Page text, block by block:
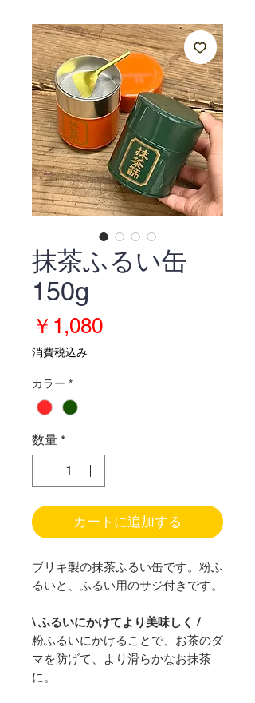
抹茶ふるい缶
150g
￥1,080価
消費税込み
カラー *
数量 *
カートに追加する
ブリキ製の抹茶ふるい缶です。粉ふ
るいと、ふるい用のサジ付きです。
\ ふるいにかけてより美味しく /
粉ふるいにかけることで、お茶のダ
マを防げて、より滑らかなお抹茶
に。